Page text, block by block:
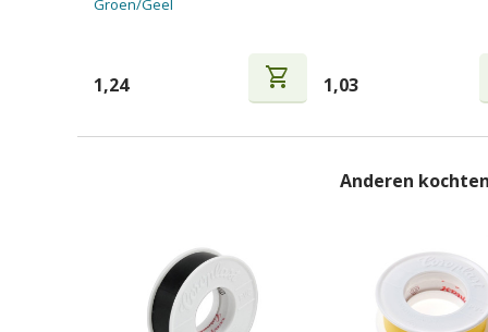
1,24 shopping_cart 1,03
Anderen